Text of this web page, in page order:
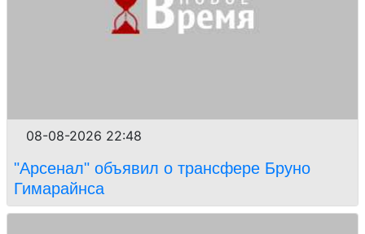
08-08-2026 22:48
"Арсенал" объявил о трансфере Бруно
Гимарайнса